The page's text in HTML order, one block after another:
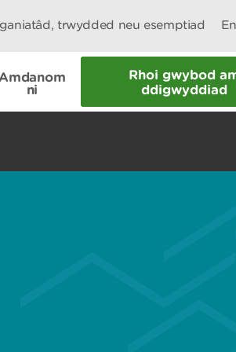
trwydded neu esemptiad
ni
Rhoi gwybod
ddigwyddiad